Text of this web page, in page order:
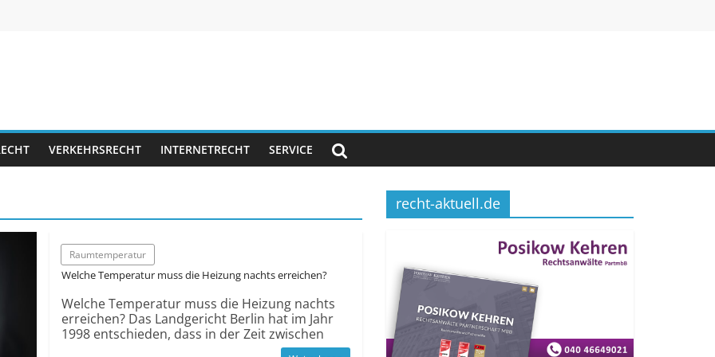
VERKEHRSRECHT INTERNETRECHT SERVICE
Raum­temperatur
Welche Temperatur muss die Heizung nachts erreichen?
Welche Temperatur muss die Heizung nachts
erreichen? Das Landgericht Berlin hat im Jahr
1998 entschieden, dass in der Zeit zwischen
recht-aktuell.de